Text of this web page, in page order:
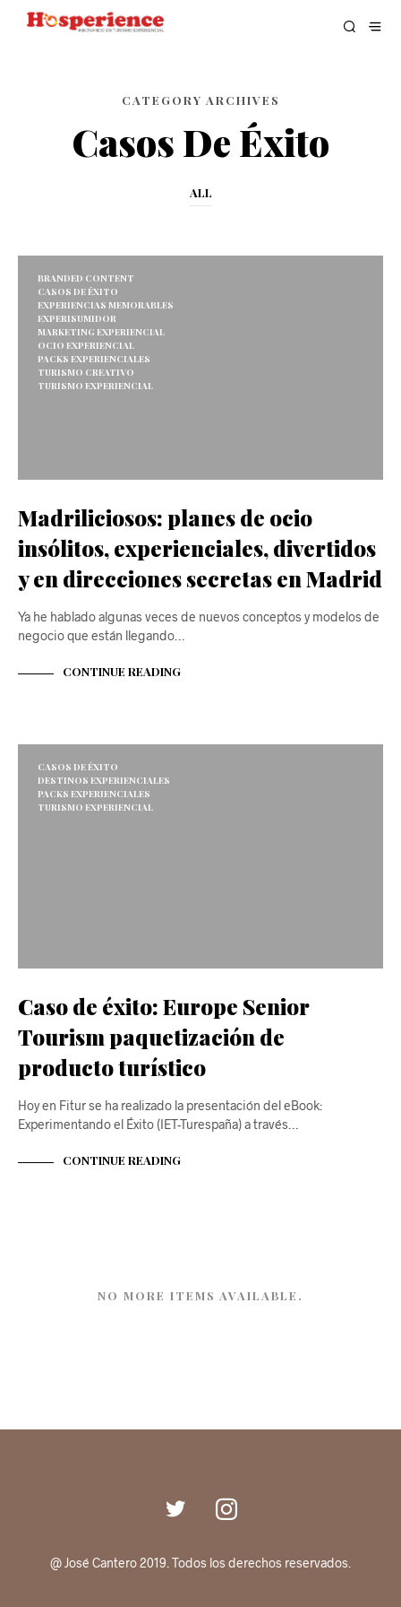
CATEGORY ARCHIVES
Casos De Éxito
ALL
BRANDED CONTENT
CASOS DE ÉXITO
EXPERIENCIAS MEMORABLES
EXPERISUMIDOR
MARKETING EXPERIENCIAL
OCIO EXPERIENCIAL
PACKS EXPERIENCIALES
TURISMO CREATIVO
TURISMO EXPERIENCIAL
Madriliciosos: planes de ocio
insólitos, experienciales, divertidos
y en direcciones secretas en Madrid
Ya he hablado algunas veces de nuevos conceptos y modelos de
negocio que están llegando…
CONTINUE READING
CASOS DE ÉXITO
DESTINOS EXPERIENCIALES
PACKS EXPERIENCIALES
TURISMO EXPERIENCIAL
Caso de éxito: Europe Senior
Tourism paquetización de
producto turístico
Hoy en Fitur se ha realizado la presentación del eBook:
Experimentando el Éxito (IET-Turespaña) a través…
CONTINUE READING
NO MORE ITEMS AVAILABLE.
@ José Cantero 2019. Todos los derechos reservados.